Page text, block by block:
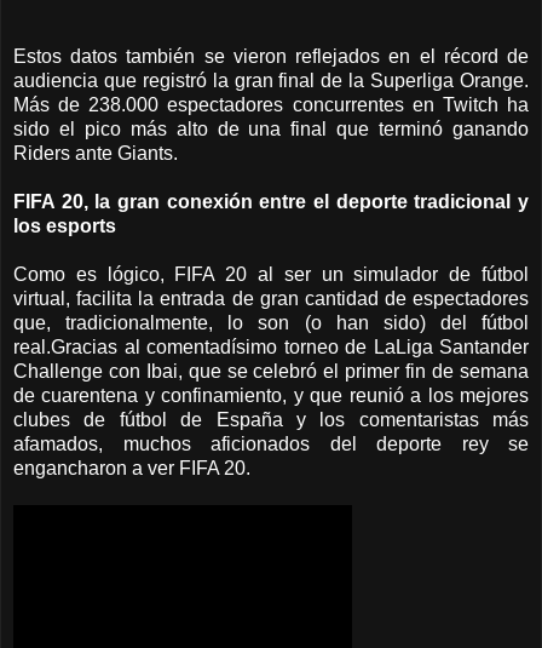
Estos datos también se vieron reflejados en el récord de
audiencia que registró la gran final de la Superliga Orange.
Más de 238.000 espectadores concurrentes en Twitch ha
sido el pico más alto de una final que terminó ganando
Riders ante Giants.
FIFA 20, la gran conexión entre el deporte tradicional y
los esports
Como es lógico, FIFA 20 al ser un simulador de fútbol
virtual, facilita la entrada de gran cantidad de espectadores
que, tradicionalmente, lo son (o han sido) del fútbol
real.Gracias al comentadísimo torneo de LaLiga Santander
Challenge con Ibai, que se celebró el primer fin de semana
de cuarentena y confinamiento, y que reunió a los mejores
clubes de fútbol de España y los comentaristas más
afamados, muchos aficionados del deporte rey se
engancharon a ver FIFA 20.